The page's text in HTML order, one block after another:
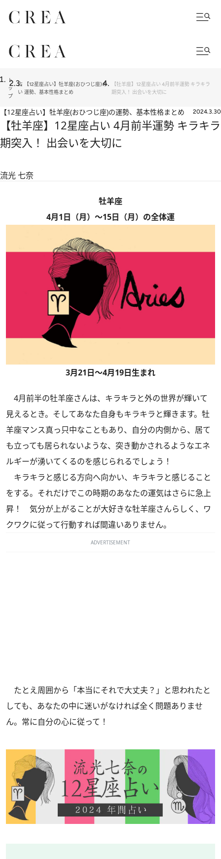
ト
ッ
プ
占
い
【12星座占い】牡羊座(おひつじ座)の
運勢、基本性格まとめ
【牡羊座】12星座占い 4月前半運勢 キラキラ
期突入！ 出会いを大切に
【12星座占い】牡羊座(おひつじ座)の運勢、基本性格まとめ 2024.3.30
【牡羊座】12星座占い 4月前半運勢 キラキラ
期突入！ 出会いを大切に
流光 七奈
牡羊座
4月1日（月）～15日（月）の全体運
3月21日～4月19日生まれ
4月前半の牡羊座さんは、キラキラと外の世界が輝いて
見えるとき。そしてあなた自身もキラキラと輝きます。牡
羊座マンス真っ只中なこともあり、自分の内側から、居て
も立っても居られないような、突き動かされるようなエネ
ルギーが湧いてくるのを感じられるでしょう！
キラキラと感じる方向へ向かい、キラキラと感じること
をする。それだけでこの時期のあなたの運気はさらに急上
昇！ 気分が上がることが大好きな牡羊座さんらしく、ワ
クワクに従って行動すれば間違いありません。
ADVERTISEMENT
たとえ周囲から「本当にそれで大丈夫？」と思われたと
しても、あなたの中に迷いがなければ全く問題ありませ
ん。常に自分の心に従って！